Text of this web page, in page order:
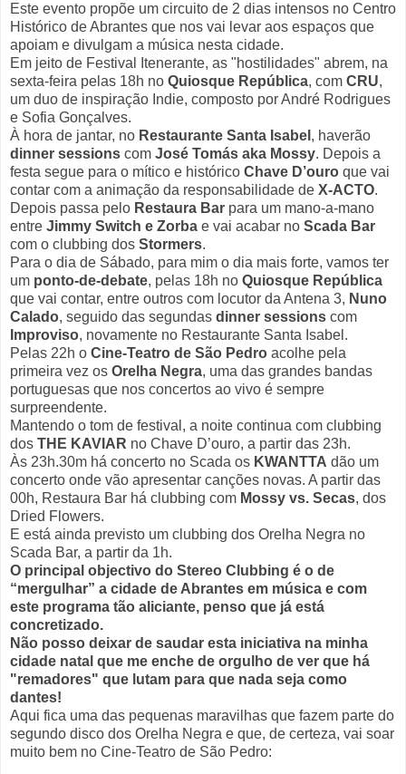
Este evento propõe um circuito de 2 dias intensos no Centro
Histórico de Abrantes que nos vai levar aos espaços que
apoiam e divulgam a música nesta cidade.
Em jeito de Festival Itenerante, as "hostilidades" abrem, na
sexta-feira pelas 18h no Quiosque República, com CRU,
um duo de inspiração Indie, composto por André Rodrigues
e Sofia Gonçalves.
À hora de jantar, no Restaurante Santa Isabel , haverão
dinner sessions com José Tomás aka Mossy. Depois a
festa segue para o mítico e histórico Chave D’ouro que vai
contar com a animação da responsabilidade de X-ACTO.
Depois passa pelo Restaura Bar para um mano-a-mano
entre Jimmy Switch e Zorba e vai acabar no Scada Bar
com o clubbing dos Stormers.
Para o dia de Sábado, para mim o dia mais forte, vamos ter
um ponto-de-debate, pelas 18h no Quiosque República
que vai contar, entre outros com locutor da Antena 3, Nuno
Calado, seguido das segundas dinner sessions com
Improviso, novamente no Restaurante Santa Isabel.
Pelas 22h o Cine-Teatro de São Pedro acolhe pela
primeira vez os Orelha Negra, uma das grandes bandas
portuguesas que nos concertos ao vivo é sempre
surpreendente.
Mantendo o tom de festival, a noite continua com clubbing
dos THE KAVIAR no Chave D’ouro, a partir das 23h.
Às 23h.30m há concerto no Scada os KWANTTA dão um
concerto onde vão apresentar canções novas. A partir das
00h, Restaura Bar há clubbing com Mossy vs. Secas, dos
Dried Flowers.
E está ainda previsto um clubbing dos Orelha Negra no
Scada Bar, a partir da 1h.
O principal objectivo do Stereo Clubbing é o de
“mergulhar” a cidade de Abrantes em música e com
este programa tão aliciante, penso que já está
concretizado.
Não posso deixar de saudar esta iniciativa na minha
cidade natal que me enche de orgulho de ver que há
"remadores" que lutam para que nada seja como
dantes!
Aqui fica uma das pequenas maravilhas que fazem parte do
segundo disco dos Orelha Negra e que, de certeza, vai soar
muito bem no Cine-Teatro de São Pedro: